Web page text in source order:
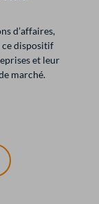
d’affaires,
ce dispositif
et leur
marché.